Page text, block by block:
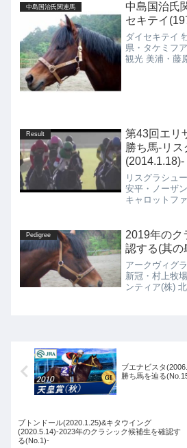
中島国治氏関連馬
中島国治氏
セキテイ
ダイセキテイ
県・タケミフ
観光 美浦・藤
Result
第43回エリ
勝ち馬-リス
(2014.1.18)-
リスグラシュ
安平・ノーザ
キャロットフ
Pedigree
2019年のク
認する(其の
アークヴィグ
新冠・村上牧
ンティア(株)
ブエナビスタ
勝ち馬を辿る
ブトンドール(2020.1.25)&キタウイング
(2020.5.14)-2023年のクラシック候補生を確認す
る(No.1)-